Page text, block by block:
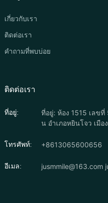
เกี่ยวกับเรา
ติดต่อเรา
คำถามที่พบบ่อย
ติดต่อเรา
ที่อยู่:
ที่อยู่: ห้อง 1515 เลข
น อำเภอหยินโจว เมือ
โทรศัพท์: +8613065600656
อีเมล: jusmmile@163.com